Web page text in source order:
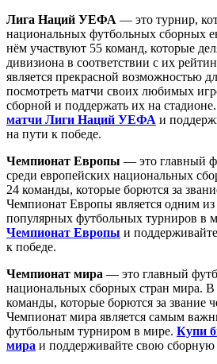
Лига Наций УЕФА — это турнир,
национальных футбольных сборных
нём участвуют 55 команд, которые
дивизиона в соответствии с их
является прекрасной возможностью
посмотреть матчи своих любимых
сборной и поддержать их на стадионе.
матчи Лиги Наций УЕФА и
на пути к победе.
Чемпионат Европы — это главный
среди европейских национальных
24 команды, которые борются за
Чемпионат Европы является одним
популярных футбольных турниров в
Чемпионат Европы и
к победе.
Чемпионат мира — это главный
национальных сборных стран мира. В
команды, которые борются за звание
Чемпионат мира является самым
футбольным турниром в мире. Купи
мира и поддерживайте свою сборную